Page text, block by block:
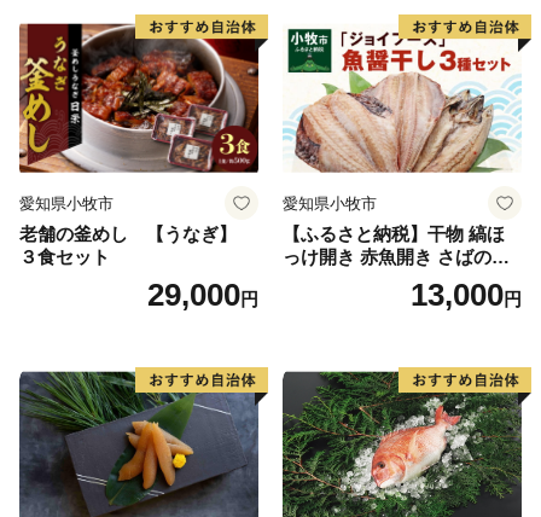
愛知県小牧市
老舗の釜めし 【うなぎ】
３食セット
29,000円
愛知県小牧市
【ふるさと納税】干物 縞ほ
っけ開き 赤魚開き さばの開
き 魚醤干し 3種 セット 詰め
合わせ 魚 おかず 肉厚 おいし
取り寄せグルメ 魚醤 ナンプ
ラー 愛知県 小牧市 冷凍 送料
無料
13,000円